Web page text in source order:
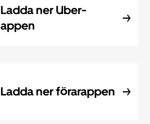
Ladda ner Uber-
appen
Ladda ner förarappen